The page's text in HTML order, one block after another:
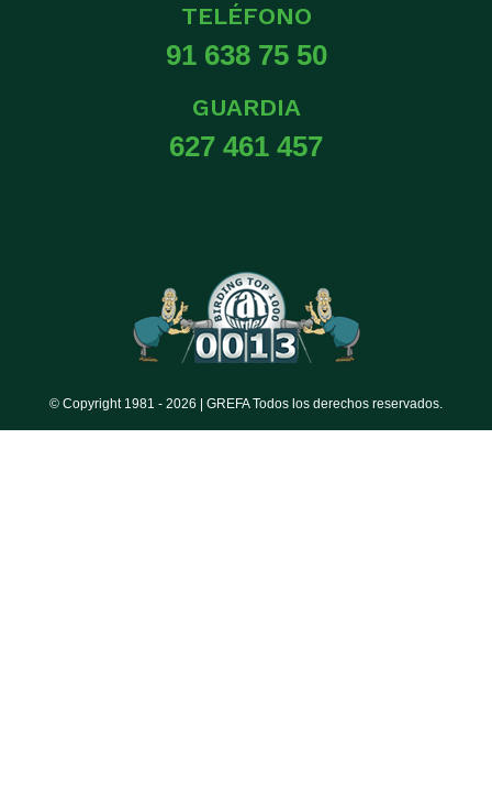
TELÉFONO
91 638 75 50
GUARDIA
627 461 457
© Copyright 1981 - 2026 | GREFA Todos los derechos reservados.